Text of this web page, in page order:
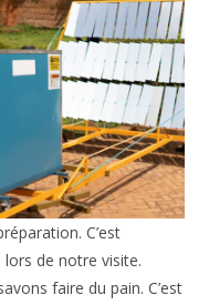
C’est
lors de notre visite.
faire du pain. C’est